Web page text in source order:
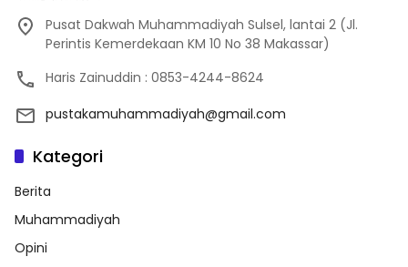
Pusat Dakwah Muhammadiyah Sulsel, lantai 2 (Jl.
Perintis Kemerdekaan KM 10 No 38 Makassar)
Haris Zainuddin : 0853-4244-8624
pustakamuhammadiyah@gmail.com
Kategori
Berita
Muhammadiyah
Opini